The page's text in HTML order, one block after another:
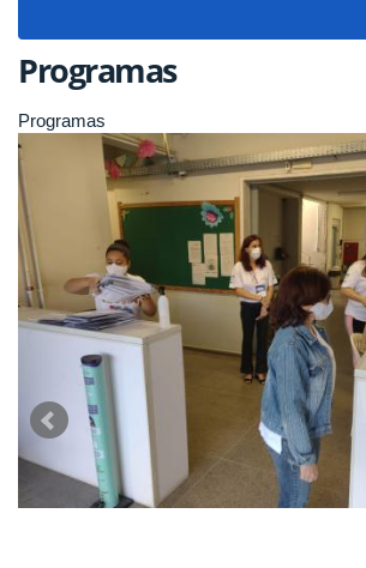
Programas
Programas